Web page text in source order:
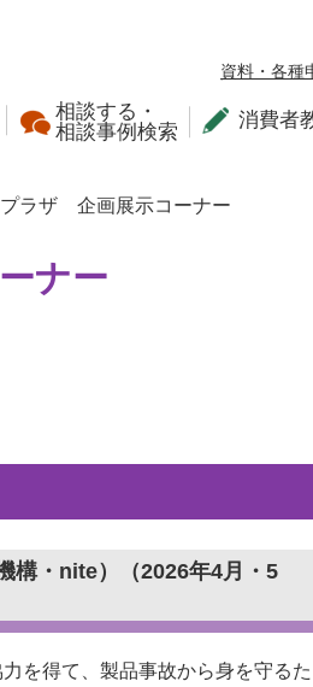
資料・各種
相談する・
相談事例検索
消費者
プラザ 企画展示コーナー
ナー
構・nite）（2026年4月・5
を得て、製品事故から身を守るた